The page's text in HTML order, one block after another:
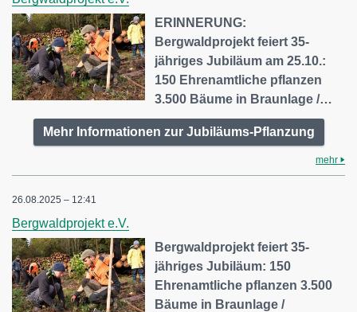
ERINNERUNG:
Bergwaldprojekt feiert 35-
jähriges Jubiläum am 25.10.:
150 Ehrenamtliche pflanzen
3.500 Bäume in Braunlage /…
Mehr Informationen zur Jubiläums-Pflanzung
mehr
26.08.2025 – 12:41
Bergwaldprojekt e.V.
Bergwaldprojekt feiert 35-
jähriges Jubiläum: 150
Ehrenamtliche pflanzen 3.500
Bäume in Braunlage /